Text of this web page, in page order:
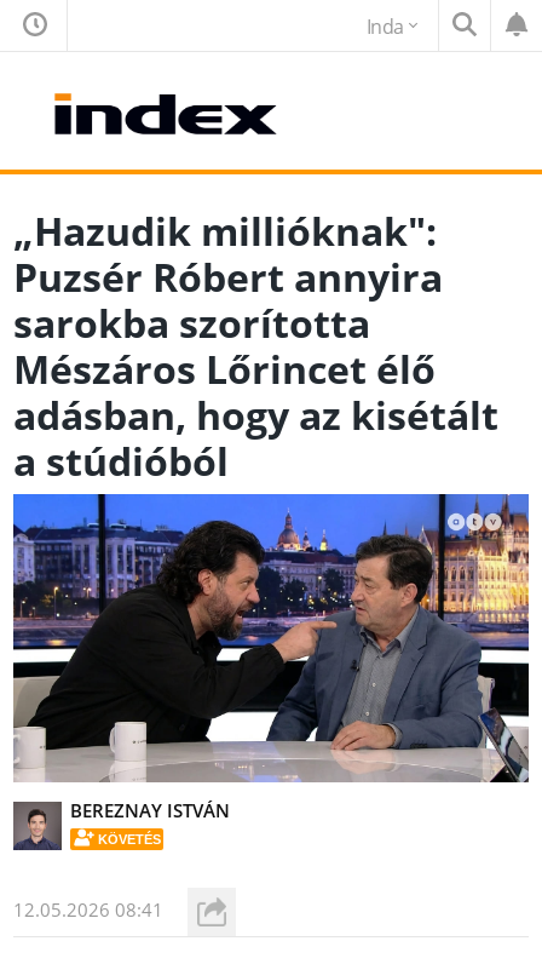
Inda
„Hazudik millióknak":
Puzsér Róbert annyira
sarokba szorította
Mészáros Lőrincet élő
adásban, hogy az kisétált
a stúdióból
BEREZNAY ISTVÁN
KÖVETÉS
12.05.2026 08:41